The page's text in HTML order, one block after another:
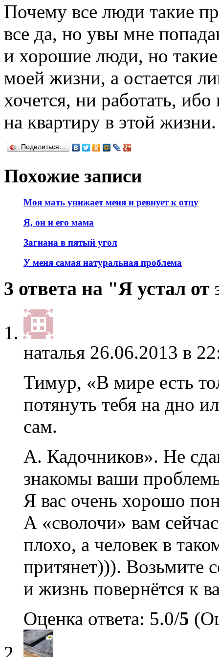
Почему все люди такие
все да, но увы мне
и хорошие люди, но такие
моей жизни, а остается
хочется, ни работать,
на квартиру в этой
Поделиться…
Похожие записи
Моя мать унижает меня и ревнует к отцу
Я, он и его мама
Загнана в пятый угол
У меня самая натуральная проблема
3 ответа на "Я устал
наталья 26.06.2013 в
Тимур, «В мире есть
потянуть тебя на дно
сам.
А. Кадочников». Не
знакомы ваши
Я вас очень хорошо
А «сволочи» вам
плохо, а человек в
притянет))). Возьмите
и жизнь повернётся к
Оценка ответа: 5.0/5